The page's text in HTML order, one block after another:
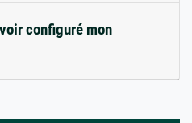
configuré mon